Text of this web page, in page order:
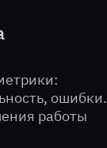
ошибки.
работы